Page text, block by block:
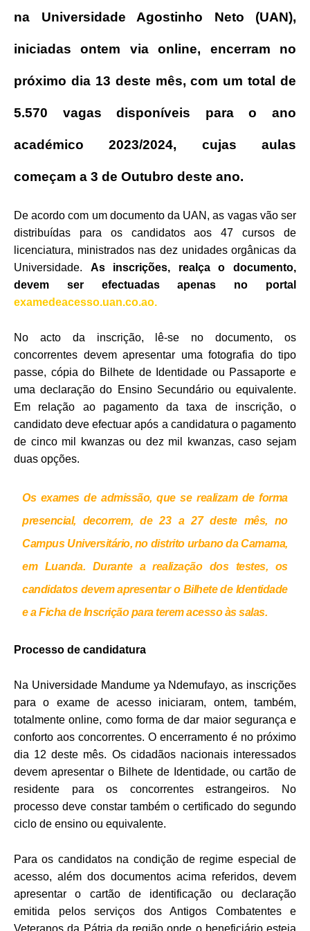
na Universidade Agostinho Neto (UAN),
iniciadas ontem via online, encerram no
próximo dia 13 deste mês, com um total de
5.570 vagas disponíveis para o ano
académico 2023/2024, cujas aulas
começam a 3 de Outubro deste ano.
De acordo com um documento da UAN, as vagas vão ser
distribuídas para os candidatos aos 47 cursos de
licenciatura, ministrados nas dez unidades orgânicas da
Universidade. As inscrições, realça o documento,
devem ser efectuadas apenas no portal
examedeacesso.uan.co.ao.
No acto da inscrição, lê-se no documento, os
concorrentes devem apresentar uma fotografia do tipo
passe, cópia do Bilhete de Identidade ou Passaporte e
uma declaração do Ensino Secundário ou equivalente.
Em relação ao pagamento da taxa de inscrição, o
candidato deve efectuar após a candidatura o pagamento
de cinco mil kwanzas ou dez mil kwanzas, caso sejam
duas opções.
Os exames de admissão, que se realizam de forma
presencial, decorrem, de 23 a 27 deste mês, no
Campus Universitário, no distrito urbano da Camama,
em Luanda. Durante a realização dos testes, os
candidatos devem apresentar o Bilhete de Identidade
e a Ficha de Inscrição para terem acesso às salas.
Processo de candidatura
Na Universidade Mandume ya Ndemufayo, as inscrições
para o exame de acesso iniciaram, ontem, também,
totalmente online, como forma de dar maior segurança e
conforto aos concorrentes. O encerramento é no próximo
dia 12 deste mês. Os cidadãos nacionais interessados
devem apresentar o Bilhete de Identidade, ou cartão de
residente para os concorrentes estrangeiros. No
processo deve constar também o certificado do segundo
ciclo de ensino ou equivalente.
Para os candidatos na condição de regime especial de
acesso, além dos documentos acima referidos, devem
apresentar o cartão de identificação ou declaração
emitida pelos serviços dos Antigos Combatentes e
Veteranos da Pátria da região onde o beneficiário esteja